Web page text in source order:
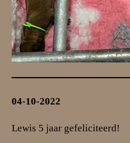
04-10-2022
Lewis 5 jaar gefeliciteerd!